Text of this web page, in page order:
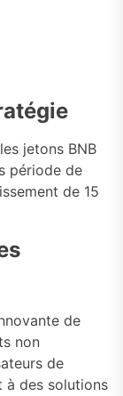
jetons BNB
période de
de 15
de
non
de
à des solutions